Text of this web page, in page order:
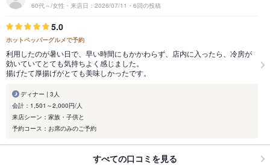
60代～/女性・来店日：2026/07/11・6回の投稿
5.0
ホットペッパーグルメで予約
利用したのが暑い日で、早い時間にもかかわらず、店内に入ったら、冷房が
効いていてとても気持ちよく感じました。
揚げたて厚揚げがとても美味しかったです。
ディナー | 3人
会計：1,501～2,000円/人
来店シーン：家族・子供と
予約コース：お席のみのご予約
すべての口コミを見る